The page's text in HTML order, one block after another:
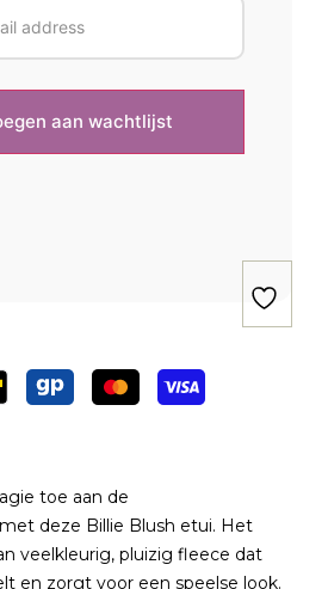
toe aan de
deze Billie Blush etui. Het
veelkleurig, pluizig fleece dat
en zorgt voor een speelse look.